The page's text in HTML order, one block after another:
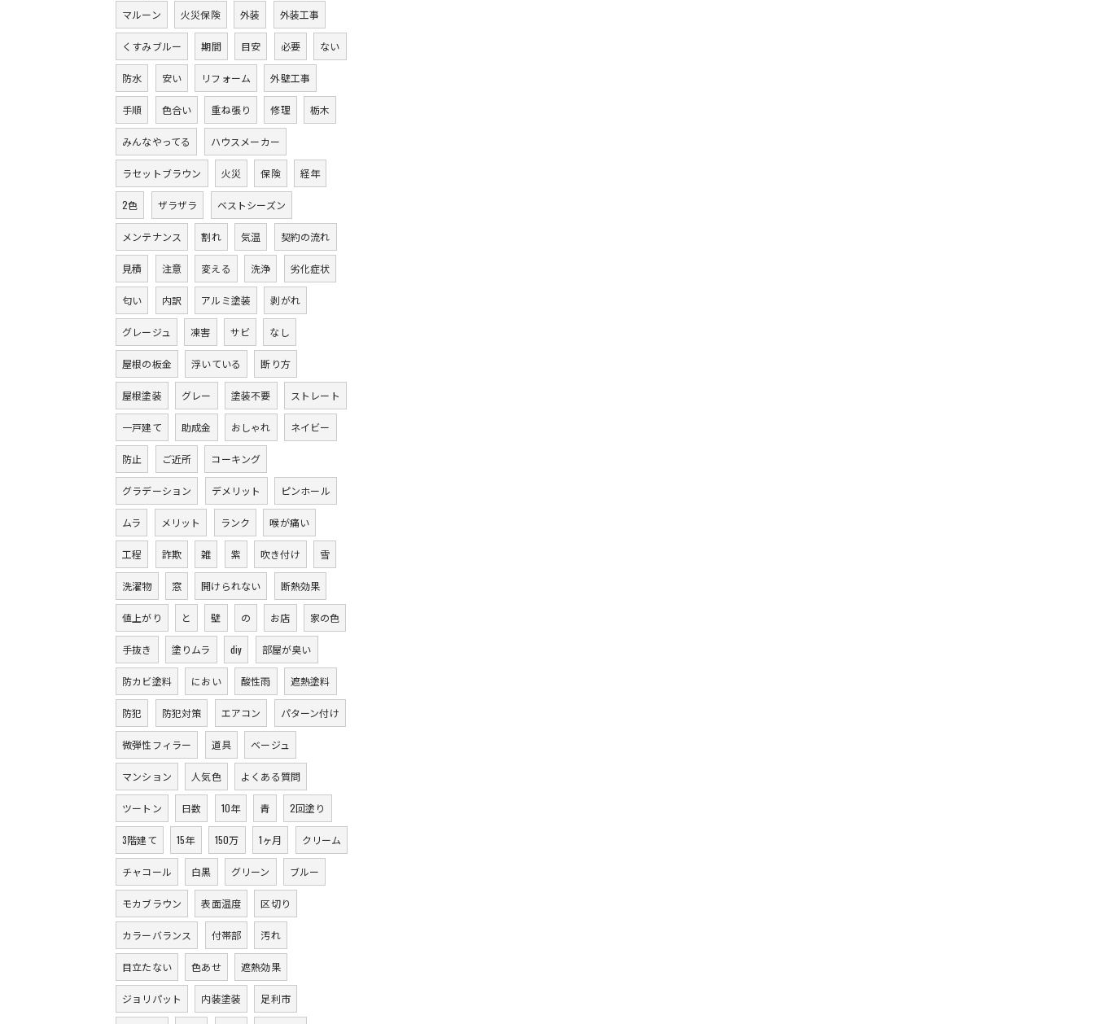
マルーン 火災保険 外装 外装工事
くすみブルー 期間 目安 必要 ない
防水 安い リフォーム 外壁工事
手順 色合い 重ね張り 修理 栃木
みんなやってる ハウスメーカー
ラセットブラウン 火災 保険 経年
2色 ザラザラ ベストシーズン
メンテナンス 割れ 気温 契約の流れ
見積 注意 変える 洗浄 劣化症状
匂い 内訳 アルミ塗装 剥がれ
グレージュ 凍害 サビ なし
屋根の板金 浮いている 断り方
屋根塗装 グレー 塗装不要 ストレート
一戸建て 助成金 おしゃれ ネイビー
防止 ご近所 コーキング
グラデーション デメリット ピンホール
ムラ メリット ランク 喉が痛い
工程 詐欺 雑 紫 吹き付け 雪
洗濯物 窓 開けられない 断熱効果
値上がり と 壁 の お店 家の色
手抜き 塗りムラ diy 部屋が臭い
防カビ塗料 におい 酸性雨 遮熱塗料
防犯 防犯対策 エアコン パターン付け
微弾性フィラー 道具 ベージュ
マンション 人気色 よくある質問
ツートン 日数 10年 青 2回塗り
3階建て 15年 150万 1ヶ月 クリーム
チャコール 白黒 グリーン ブルー
モカブラウン 表面温度 区切り
カラーバランス 付帯部 汚れ
目立たない 色あせ 遮熱効果
ジョリパット 内装塗装 足利市